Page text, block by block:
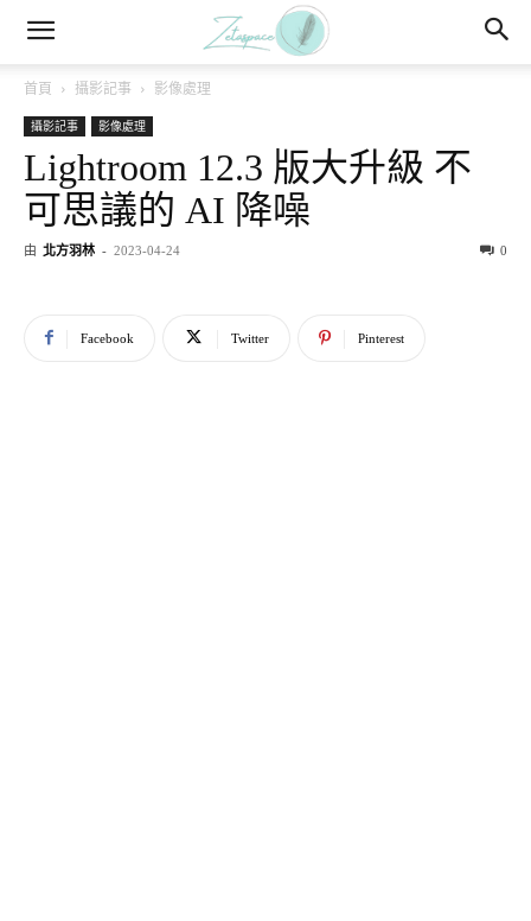
首頁 攝影記事 影像處理
攝影記事 影像處理
Lightroom 12.3 版大升級 不
可思議的 AI 降噪
由 北方羽林 - 2023-04-24 0
Facebook Twitter Pinterest